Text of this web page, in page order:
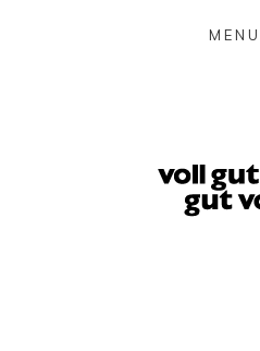
MENU